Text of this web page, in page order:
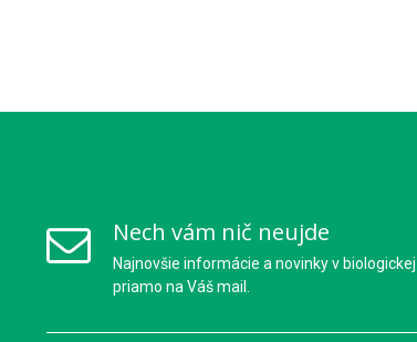
Nech vám nič neujde
Najnovšie informácie a novinky v
priamo na Váš mail.